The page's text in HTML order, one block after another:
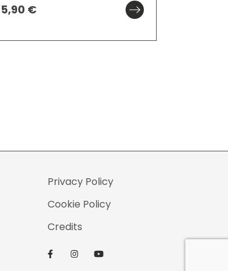
5,90 €
Privacy Policy
Cookie Policy
Credits